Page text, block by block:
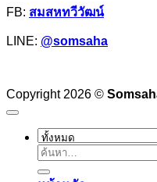
FB: สมสหทวีวัฒน์
LINE: @somsaha
Copyright 2026 ©
ค้นหา: